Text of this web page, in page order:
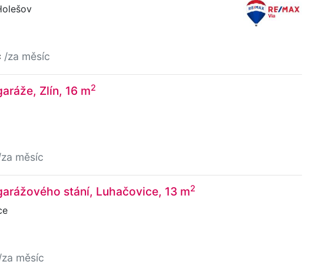
/za měsíc
Zlín, 16 m2
měsíc
stání, Luhačovice, 13 m2
měsíc